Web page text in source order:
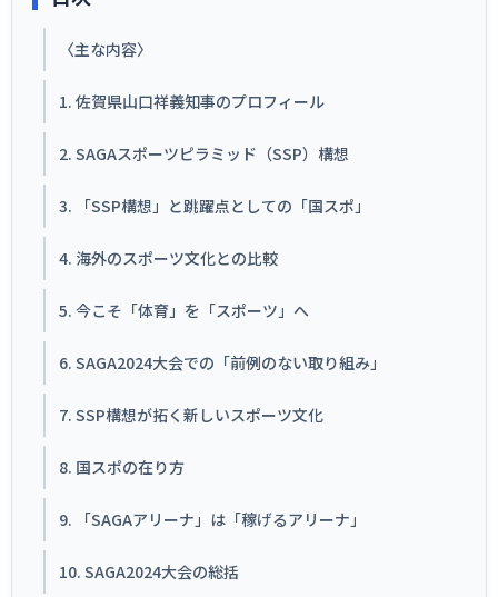
個人情報保護方針
ソーシャルメディア運営方針
健康とスポーツ
社会づくり
自治体との連携
各教育機関との連携
スポーツ振興団体との連携
【動画】スポーツでアクティブなまちづくり
知る学ぶ
SPORT POLICY INCUBATOR ―スポーツ政策の『卵』 ―
Sport Topics
スポーツ 歴史の検証
スポーツ辞典
SSF BOOKS
〈主な内容〉
1. 佐賀県山口祥義知事のプロフィール
2. SAGAスポーツピラミッド（SSP）構想
3. 「SSP構想」と跳躍点としての「国スポ」
4. 海外のスポーツ文化との比較
5. 今こそ「体育」を「スポーツ」へ
6. SAGA2024大会での「前例のない取り組み」
7. SSP構想が拓く新しいスポーツ文化
8. 国スポの在り方
9. 「SAGAアリーナ」は「稼げるアリーナ」
10. SAGA2024大会の総括